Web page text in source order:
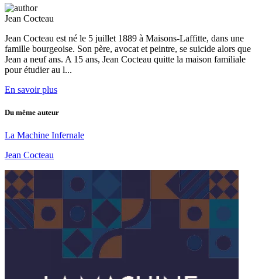
Jean Cocteau
Jean Cocteau est né le 5 juillet 1889 à Maisons-Laffitte, dans une
famille bourgeoise. Son père, avocat et peintre, se suicide alors que
Jean a neuf ans. A 15 ans, Jean Cocteau quitte la maison familiale
pour étudier au l...
En savoir plus
Du même auteur
La Machine Infernale
Jean Cocteau